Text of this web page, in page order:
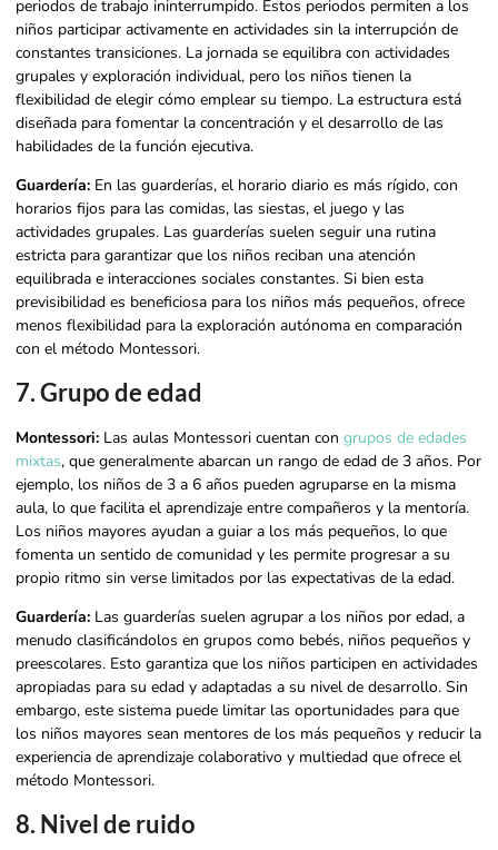
periodos de trabajo ininterrumpido. Estos periodos permiten a los
niños participar activamente en actividades sin la interrupción de
constantes transiciones. La jornada se equilibra con actividades
grupales y exploración individual, pero los niños tienen la
flexibilidad de elegir cómo emplear su tiempo. La estructura está
diseñada para fomentar la concentración y el desarrollo de las
habilidades de la función ejecutiva.
Guardería: En las guarderías, el horario diario es más rígido, con
horarios fijos para las comidas, las siestas, el juego y las
actividades grupales. Las guarderías suelen seguir una rutina
estricta para garantizar que los niños reciban una atención
equilibrada e interacciones sociales constantes. Si bien esta
previsibilidad es beneficiosa para los niños más pequeños, ofrece
menos flexibilidad para la exploración autónoma en comparación
con el método Montessori.
7. Grupo de edad
Montessori: Las aulas Montessori cuentan con grupos de edades
mixtas, que generalmente abarcan un rango de edad de 3 años. Por
ejemplo, los niños de 3 a 6 años pueden agruparse en la misma
aula, lo que facilita el aprendizaje entre compañeros y la mentoría.
Los niños mayores ayudan a guiar a los más pequeños, lo que
fomenta un sentido de comunidad y les permite progresar a su
propio ritmo sin verse limitados por las expectativas de la edad.
Guardería: Las guarderías suelen agrupar a los niños por edad, a
menudo clasificándolos en grupos como bebés, niños pequeños y
preescolares. Esto garantiza que los niños participen en actividades
apropiadas para su edad y adaptadas a su nivel de desarrollo. Sin
embargo, este sistema puede limitar las oportunidades para que
los niños mayores sean mentores de los más pequeños y reducir la
experiencia de aprendizaje colaborativo y multiedad que ofrece el
método Montessori.
8. Nivel de ruido